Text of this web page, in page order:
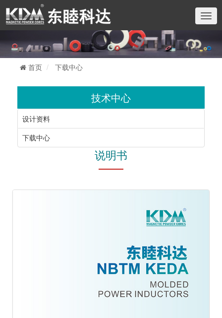
切
换
航
首页
下载中心
技术中心
设计资料
下载中心
说明书